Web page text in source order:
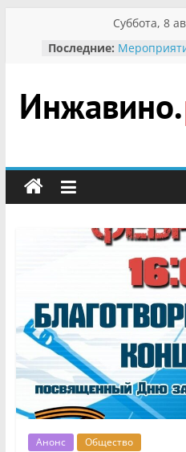
содержимому
Суббота, 8
Последние:
гражданин
участнице
В вольере
суслики
сельский
портал
Анонс Общество